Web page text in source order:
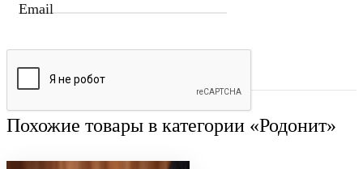
Email
Похожие товары в категории «Родонит»